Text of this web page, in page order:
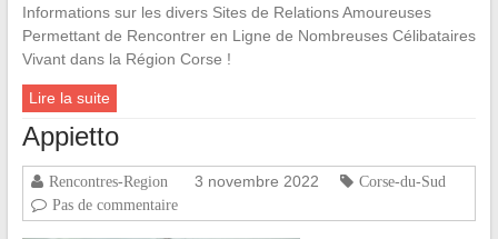
Informations sur les divers Sites de Relations Amoureuses
Permettant de Rencontrer en Ligne de Nombreuses Célibataires
Vivant dans la Région Corse !
Lire la suite
Appietto
Rencontres-Region 3 novembre 2022
Corse-du-Sud
Pas de commentaire